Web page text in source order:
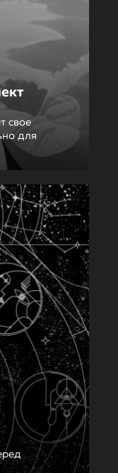
свое
для